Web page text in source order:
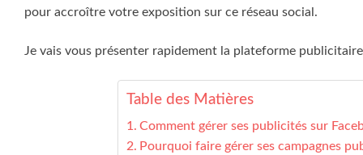
pour accroître votre exposition sur ce réseau social.
Je vais vous présenter rapidement la plateforme
Table des Matières
Comment gérer ses publicités sur
Pourquoi faire gérer ses campagnes